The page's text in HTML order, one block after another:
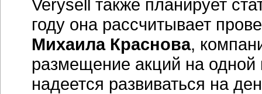
Verysell также планирует
году она рассчитывает
Михаила Краснова,
размещение акций на одной
надеется развиваться на